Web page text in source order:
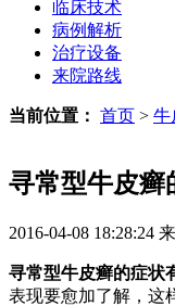
临床技术
病例解析
治疗设备
来院路线
当前位置： 首页 > 牛
寻常型牛皮癣
2016-04-08 18:28:24
寻常型牛皮癣的症状
表现要愈加了解，这